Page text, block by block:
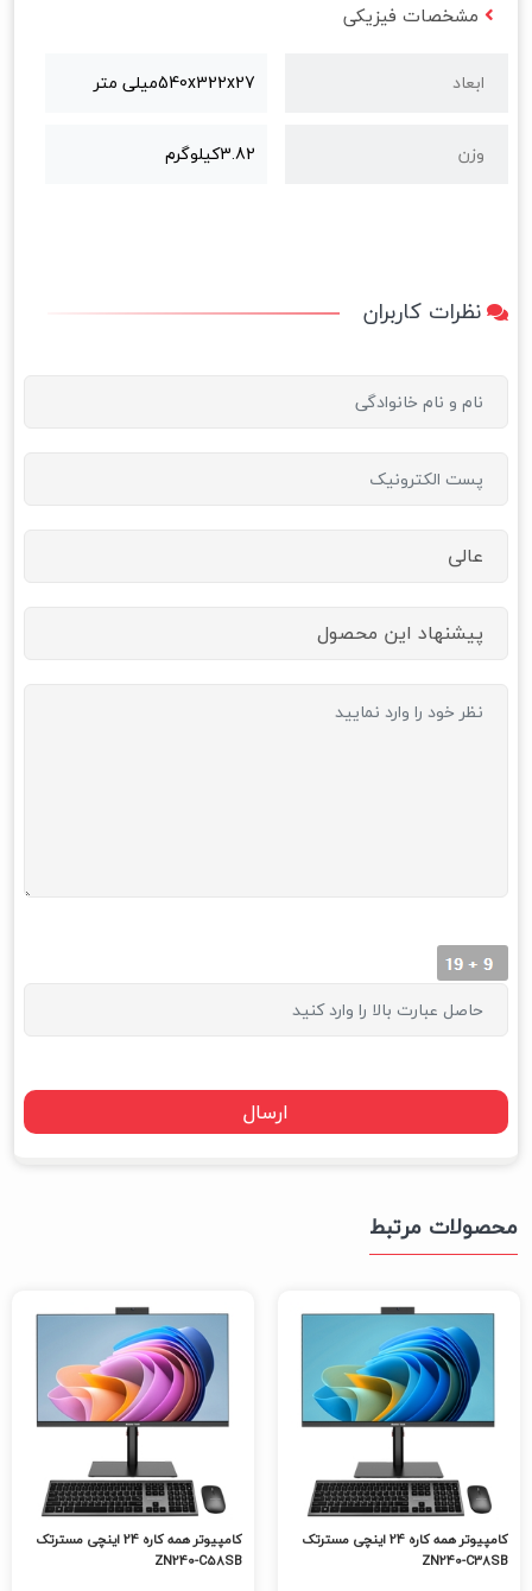
مشخصات فیزیکی
ابعاد 540x322x27میلی متر
وزن 3.82کیلوگرم
نظرات کاربران
محصولات مرتبط
کامپیوتر همه کاره 24 اینچی مسترتک
ZN240-C38SB
کامپیوتر همه کاره 24 اینچی مسترتک
ZN240-C58SB